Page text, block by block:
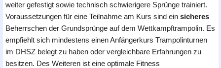
weiter gefestigt sowie technisch schwierigere Sprünge trainiert.
Voraussetzungen für eine Teilnahme am Kurs sind ein sicheres
Beherrschen der Grundsprünge auf dem Wettkampftrampolin. Es
empfiehlt sich mindestens einen Anfängerkurs Trampolinturnen
im DHSZ belegt zu haben oder vergleichbare Erfahrungen zu
besitzen. Des Weiteren ist eine optimale Fitness